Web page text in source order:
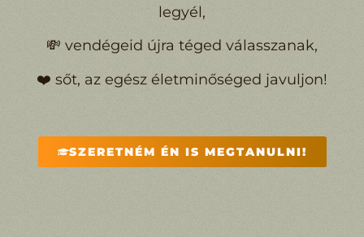
legyél,
💸 vendégeid újra téged válasszanak,
❤️ sőt, az egész életminőséged javuljon!
SZERETNÉM ÉN IS MEGTANULNI!